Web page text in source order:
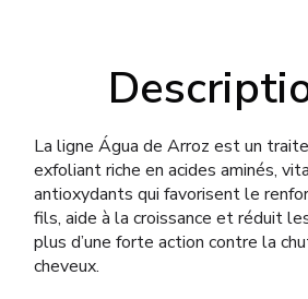
La ligne Água de Arroz est un
exfoliant riche en acides aminés,
antioxydants qui favorisent le
fils, aide à la croissance et réduit
plus d’une forte action contre la
cheveux.